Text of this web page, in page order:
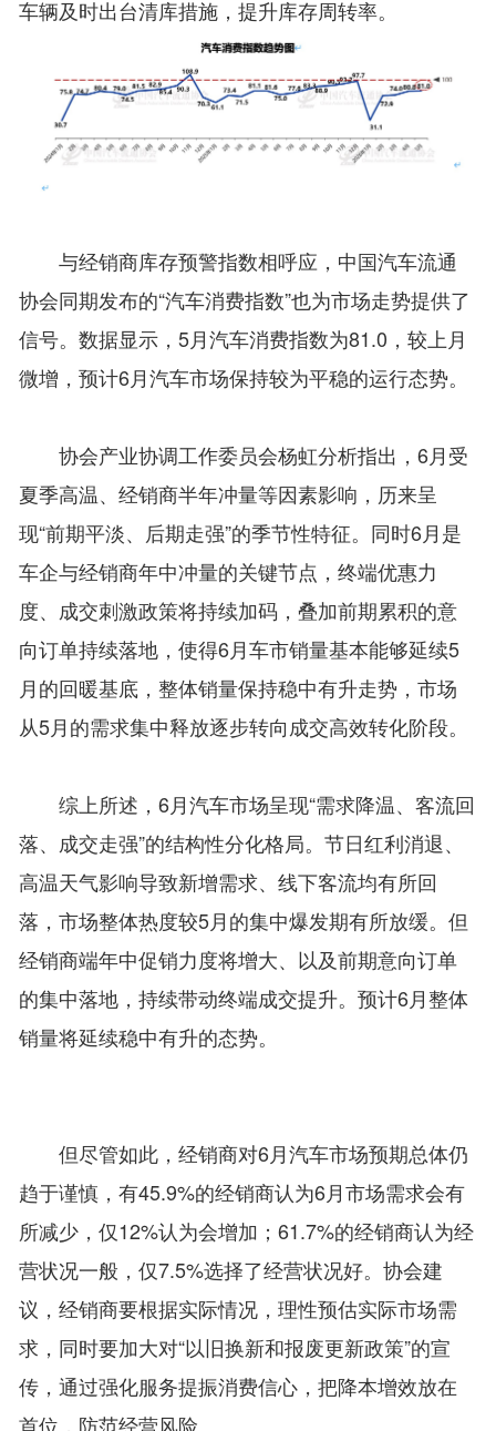
车辆及时出台清库措施，提升库存周转率。
与经销商库存预警指数相呼应，中国汽车流通
协会同期发布的“汽车消费指数”也为市场走势提供了
信号。数据显示，5月汽车消费指数为81.0，较上月
微增，预计6月汽车市场保持较为平稳的运行态势。
协会产业协调工作委员会杨虹分析指出，6月受
夏季高温、经销商半年冲量等因素影响，历来呈
现“前期平淡、后期走强”的季节性特征。同时6月是
车企与经销商年中冲量的关键节点，终端优惠力
度、成交刺激政策将持续加码，叠加前期累积的意
向订单持续落地，使得6月车市销量基本能够延续5
月的回暖基底，整体销量保持稳中有升走势，市场
从5月的需求集中释放逐步转向成交高效转化阶段。
综上所述，6月汽车市场呈现“需求降温、客流回
落、成交走强”的结构性分化格局。节日红利消退、
高温天气影响导致新增需求、线下客流均有所回
落，市场整体热度较5月的集中爆发期有所放缓。但
经销商端年中促销力度将增大、以及前期意向订单
的集中落地，持续带动终端成交提升。预计6月整体
销量将延续稳中有升的态势。
但尽管如此，经销商对6月汽车市场预期总体仍
趋于谨慎，有45.9%的经销商认为6月市场需求会有
所减少，仅12%认为会增加；61.7%的经销商认为经
营状况一般，仅7.5%选择了经营状况好。协会建
议，经销商要根据实际情况，理性预估实际市场需
求，同时要加大对“以旧换新和报废更新政策”的宣
传，通过强化服务提振消费信心，把降本增效放在
首位，防范经营风险。